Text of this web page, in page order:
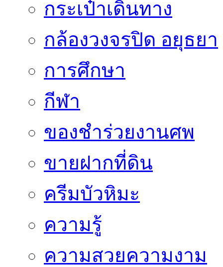
กระเป๋าเดินทาง
กล้องวงจรปิด อยุธยา
การศึกษา
กีฬา
ของชำร่วยงานศพ
ขายฝากที่ดิน
ครีมบัวหิมะ
ความรู้
ความสวยความงาม